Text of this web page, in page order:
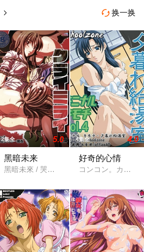
 换一换

2集全 5.0
黑暗未来
黑暗未來 / 哭泣未來 1 クライミライ
4集全 4.0
好奇的心情
コンコン。カチャ